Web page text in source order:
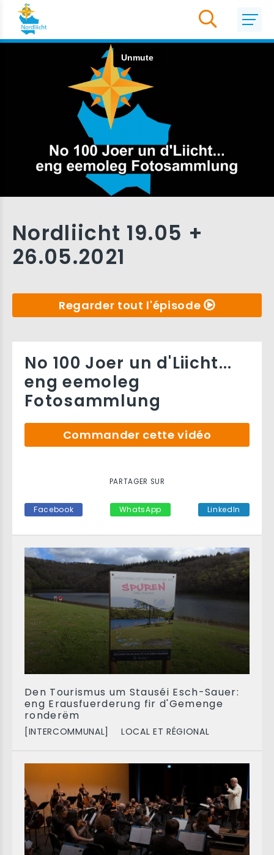
Nordliicht 19.05 +
26.05.2021
Regarder tout l'épisode
Den Tourismus um Stauséi Esch-Sauer:
eng Erausfuerderung fir d'Gemenge
ronderëm
[INTERCOMMUNAL] LOCAL ET RÉGIONAL
No 100 Joer un d'Liicht...
eng eemoleg
Fotosammlung
Commander cette vidéo
PARTAGER SUR
Facebook WhatsApp LinkedIn